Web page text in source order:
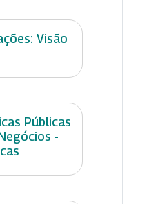
Visão
Públicas
-